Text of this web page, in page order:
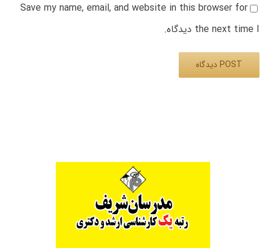
Save my name, email, and website in this browser for
the next time I دیدگاه.